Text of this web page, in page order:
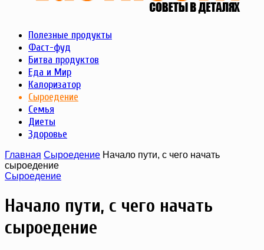
Полезные продукты
Фаст-фуд
Битва продуктов
Еда и Мир
Калоризатор
Сыроедение
Семья
Диеты
Здоровье
Главная Сыроедение Начало пути, с чего начать
сыроедение
Сыроедение
Начало пути, с чего начать
сыроедение